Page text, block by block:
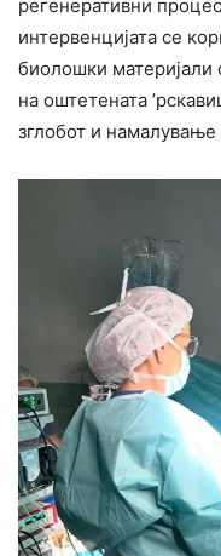
регенеративни
интервенцијата се
биолошки материјали
на оштетената
зглобот и намалување